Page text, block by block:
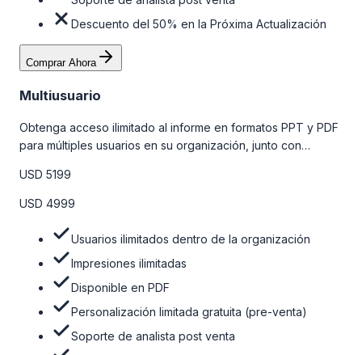
Descuento del 50% en la Próxima Actualización
Comprar Ahora
Multiusuario
Obtenga acceso ilimitado al informe en formatos PPT y PDF
para múltiples usuarios en su organización, junto con
venta, el soporte post-venta de nuestros analistas y una
opción de actualización gratuita del informe dentro de 180
la tabla de precios a continuación.
USD 5199
USD 4999
Usuarios ilimitados dentro de la organización
Impresiones ilimitadas
Disponible en PDF
Personalización limitada gratuita (pre-venta)
Soporte de analista post venta